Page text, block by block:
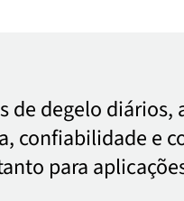
degelo diários,
e
para